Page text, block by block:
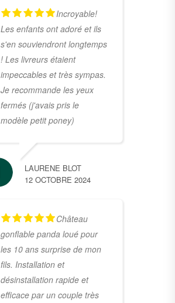
Incroyable!
Les enfants ont adoré et ils
s'en souviendront longtemps
! Les livreurs étaient
impeccables et très sympas.
Je recommande les yeux
fermés (j'avais pris le
modèle petit poney)
LAURENE BLOT
12 OCTOBRE 2024
Château
gonflable panda loué pour
les 10 ans surprise de mon
fils. Installation et
désinstallation rapide et
efficace par un couple très